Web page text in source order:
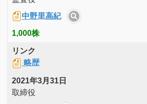
中野里高紀
1,000株
リンク
略歴
2021年3月31日
取締役